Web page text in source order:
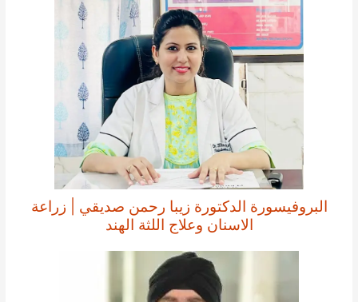
البروفيسورة الدكتورة زيبا رحمن صديقي | زراعة
الاسنان وعلاج اللثة الهند